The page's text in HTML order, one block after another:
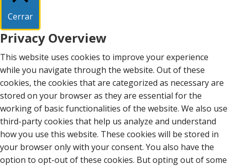
Cerrar
Privacy Overview
This website uses cookies to improve your experience
while you navigate through the website. Out of these
cookies, the cookies that are categorized as necessary are
stored on your browser as they are essential for the
working of basic functionalities of the website. We also use
third-party cookies that help us analyze and understand
how you use this website. These cookies will be stored in
your browser only with your consent. You also have the
option to opt-out of these cookies. But opting out of some